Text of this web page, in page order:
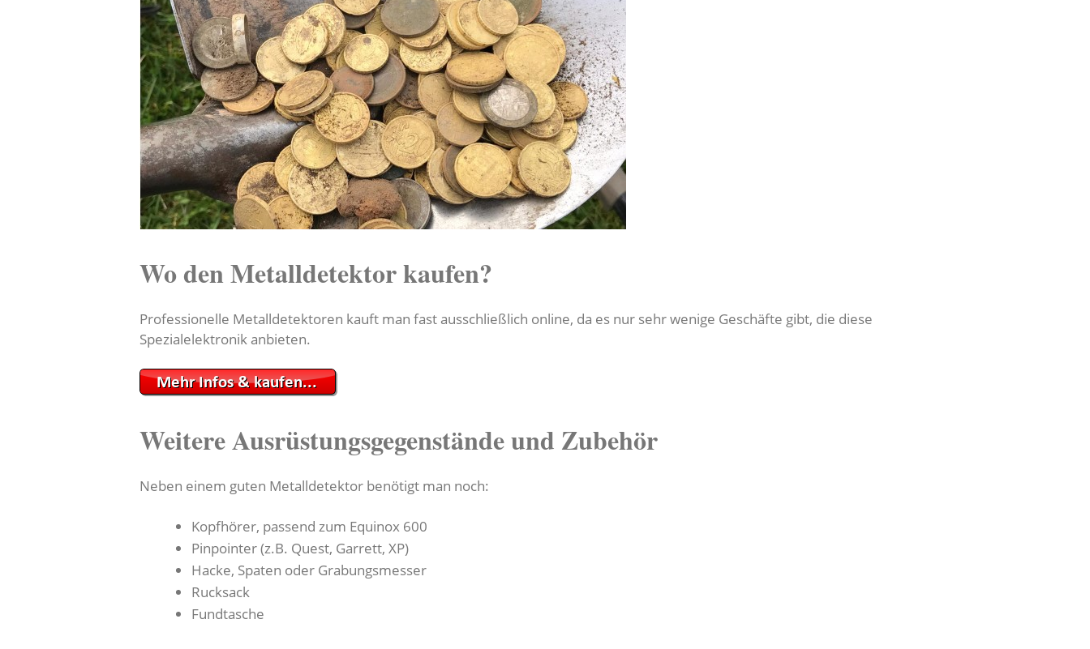
Wo den Metalldetektor kaufen?
Professionelle Metalldetektoren kauft man fast ausschließlich online, da es nur sehr wenige Geschäfte gibt, die diese
Spezialelektronik anbieten.
Weitere Ausrüstungsgegenstände und Zubehör
Neben einem guten Metalldetektor benötigt man noch:
Kopfhörer, passend zum Equinox 600
Pinpointer (z.B. Quest, Garrett, XP)
Hacke, Spaten oder Grabungsmesser
Rucksack
Fundtasche